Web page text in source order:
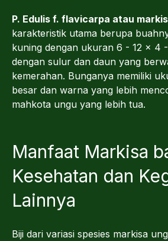
P. Edulis f. flavicarpa atau
karakteristik utama berupa
kuning dengan ukuran 6 - 12 x 4
dengan sulur dan daun yang
kemerahan. Bunganya memiliki
besar dan warna yang lebih
mahkota ungu yang lebih tua.
Manfaat Markisa
Kesehatan dan
Lainnya
Biji dari variasi spesies markisa